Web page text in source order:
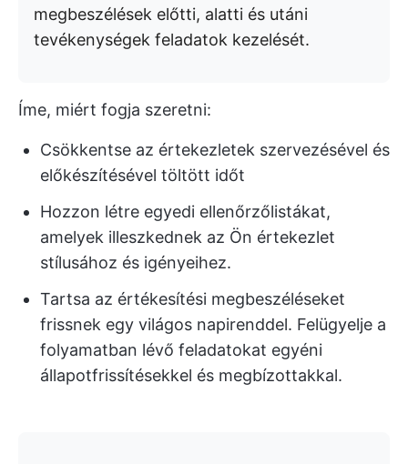
megbeszélések előtti, alatti és utáni
tevékenységek feladatok kezelését.
Íme, miért fogja szeretni:
Csökkentse az értekezletek szervezésével és
előkészítésével töltött időt
Hozzon létre egyedi ellenőrzőlistákat,
amelyek illeszkednek az Ön értekezlet
stílusához és igényeihez.
Tartsa az értékesítési megbeszéléseket
frissnek egy világos napirenddel. Felügyelje a
folyamatban lévő feladatokat egyéni
állapotfrissítésekkel és megbízottakkal.